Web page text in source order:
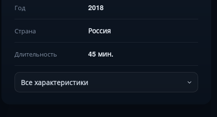
Год 2018
Страна Россия
Длительность 45 мин.
Все характеристики